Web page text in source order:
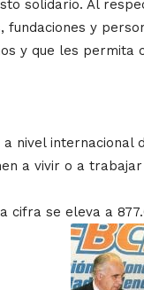
solidario. Al
fundaciones y
y que les permita
nivel internacional
a vivir o a
cifra se eleva a